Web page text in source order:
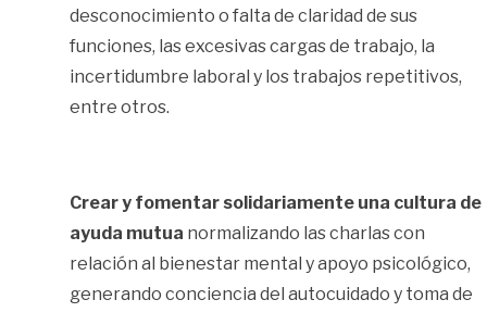
desconocimiento o falta de claridad de sus
funciones, las excesivas cargas de trabajo, la
incertidumbre laboral y los trabajos repetitivos,
entre otros.
Crear y fomentar solidariamente una cultura de
ayuda mutua normalizando las charlas con
relación al bienestar mental y apoyo psicológico,
generando conciencia del autocuidado y toma de